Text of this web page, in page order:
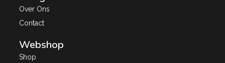
Over Ons
Contact
Webshop
Shop